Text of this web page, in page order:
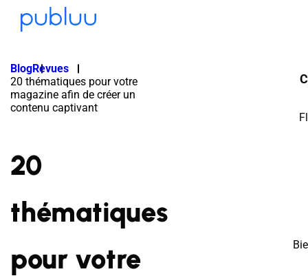
BlogRevues
20 thématiques pour votre
magazine afin de créer un
contenu captivant
20
thématiques
pour votre